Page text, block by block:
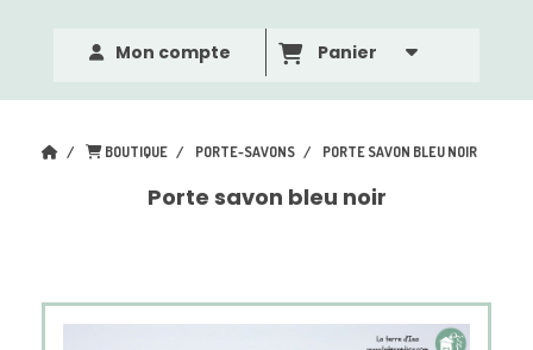
Mon compte Panier
BOUTIQUE PORTE-SAVONS PORTE SAVON BLEU NOIR
Porte savon bleu noir